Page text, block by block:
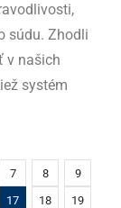
súdu. Zhodli
v našich
systém
7 8
9
17 18
19